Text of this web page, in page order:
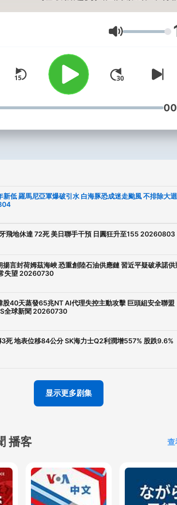
天下事！ 主持人：方念華 --
Hosting provided by
音量
新低 羅馬尼亞軍爆破引水 白海豚恐成迷走颱風 不排除大
飛地休達 72死 美日聯手干預 日圓狂升至155 20260803
揚言封荷姆茲海峽 恐重創陸石油供應鏈 習近平疑破承諾供
失望 20260730
股40天蒸發65兆NT AI代理失控主動攻擊 巨頭組安全聯盟
全球新聞 20260730
死 地表位移84公分 SK海力士Q2利潤增557% 股跌9.6%
显示更多剧集
播客 查